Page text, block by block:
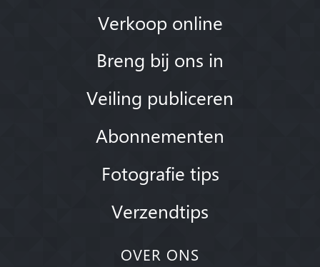
Verkoop online
Breng bij ons in
Veiling publiceren
Abonnementen
Fotografie tips
Verzendtips
OVER ONS